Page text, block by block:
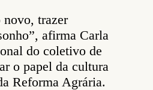
novo, trazer
afirma Carla
do coletivo de
o papel da cultura
Reforma Agrária.